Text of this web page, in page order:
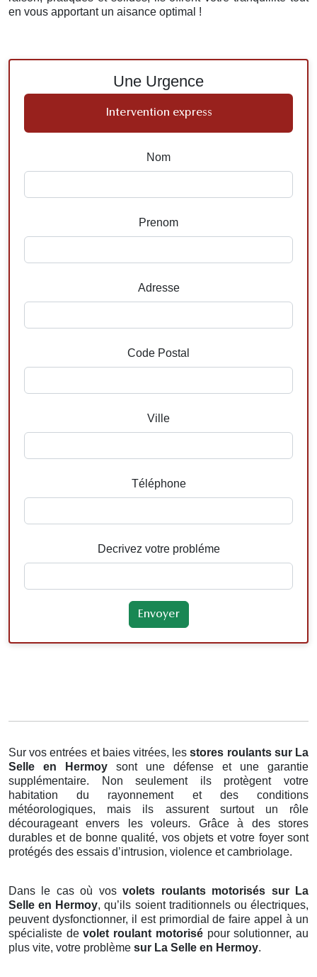
en vous apportant un aisance optimal !
Une Urgence
Intervention express
Nom
Prenom
Adresse
Code Postal
Ville
Téléphone
Decrivez votre probléme
Sur vos entrées et baies vitrées, lesstores roulants sur La
Selle en Hermoy sont une défense et une garantie
supplémentaire. Non seulement ils protègent votre
habitation du rayonnement et des conditions
météorologiques, mais ils assurent surtout un rôle
décourageant envers les voleurs. Grâce à des stores
durables et de bonne qualité, vos objets et votre foyer sont
protégés des essais d’intrusion, violence et cambriolage.
Dans le cas où vosvolets roulants motorisés sur La
Selle en Hermoy, qu’ils soient traditionnels ou électriques,
peuvent dysfonctionner, il est primordial de faire appel à un
spécialiste devolet roulant motorisépour solutionner, au
plus vite, votre problème sur La Selle en Hermoy.